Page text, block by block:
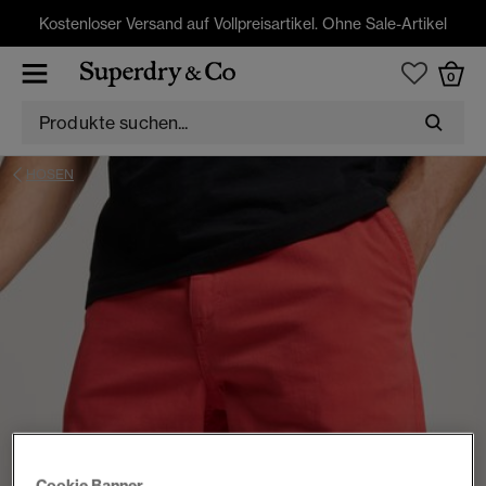
Kostenloser Versand auf Vollpreisartikel. Ohne Sale-Artikel
0
HOSEN